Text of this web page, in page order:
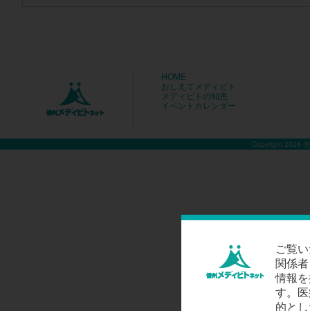
HOME
おしえてメディビト
メディビトの知恵
イベントカレンダー
Copyright 2026
ご覧
関係
情報
す。
的と